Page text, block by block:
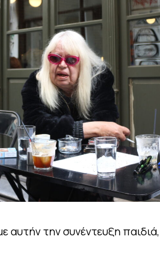
αυτήν την συνέντευξη παιδιά,